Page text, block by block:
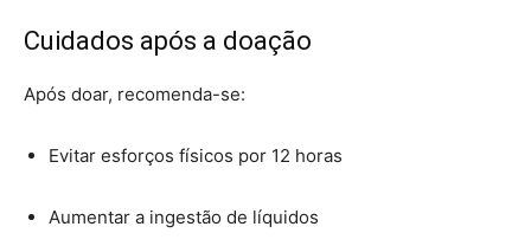
Cuidados após a doação
Após doar, recomenda-se:
Evitar esforços físicos por 12 horas
Aumentar a ingestão de líquidos